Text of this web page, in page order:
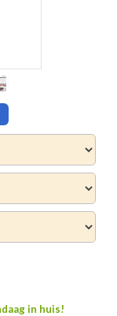
in huis!